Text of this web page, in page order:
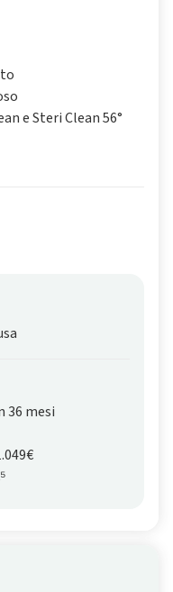
e Steri Clean 56°
36 mesi